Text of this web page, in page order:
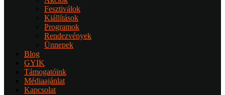
Fesztiválok
Kiállítások
Programok
Rendezvények
Ünnepek
Blog
GYIK
Támogatóink
Médiaajánlat
Kapcsolat